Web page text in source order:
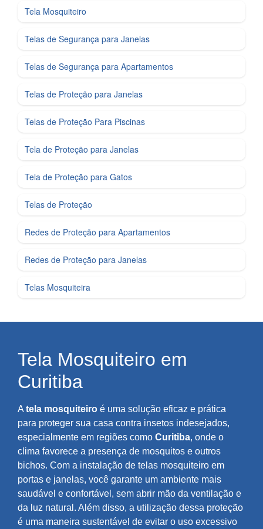
Tela Mosquiteiro
Telas de Segurança para Janelas
Telas de Segurança para Apartamentos
Telas de Proteção para Janelas
Telas de Proteção Para Piscinas
Tela de Proteção para Janelas
Tela de Proteção para Gatos
Telas de Proteção
Redes de Proteção para Apartamentos
Redes de Proteção para Janelas
Telas Mosquiteira
Tela Mosquiteiro em
Curitiba
A tela mosquiteiro é uma solução eficaz e prática
para proteger sua casa contra insetos indesejados,
especialmente em regiões como Curitiba, onde o
clima favorece a presença de mosquitos e outros
bichos. Com a instalação de telas mosquiteiro em
portas e janelas, você garante um ambiente mais
saudável e confortável, sem abrir mão da ventilação e
da luz natural. Além disso, a utilização dessa proteção
é uma maneira sustentável de evitar o uso excessivo